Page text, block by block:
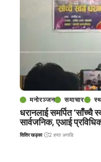
मनोरञ्जन समाचार
धरानलाई समर्पित ‘साँच्चै
सार्वजनिक, एआई
शिशिर खड्का 2 हप्ता अगाडि